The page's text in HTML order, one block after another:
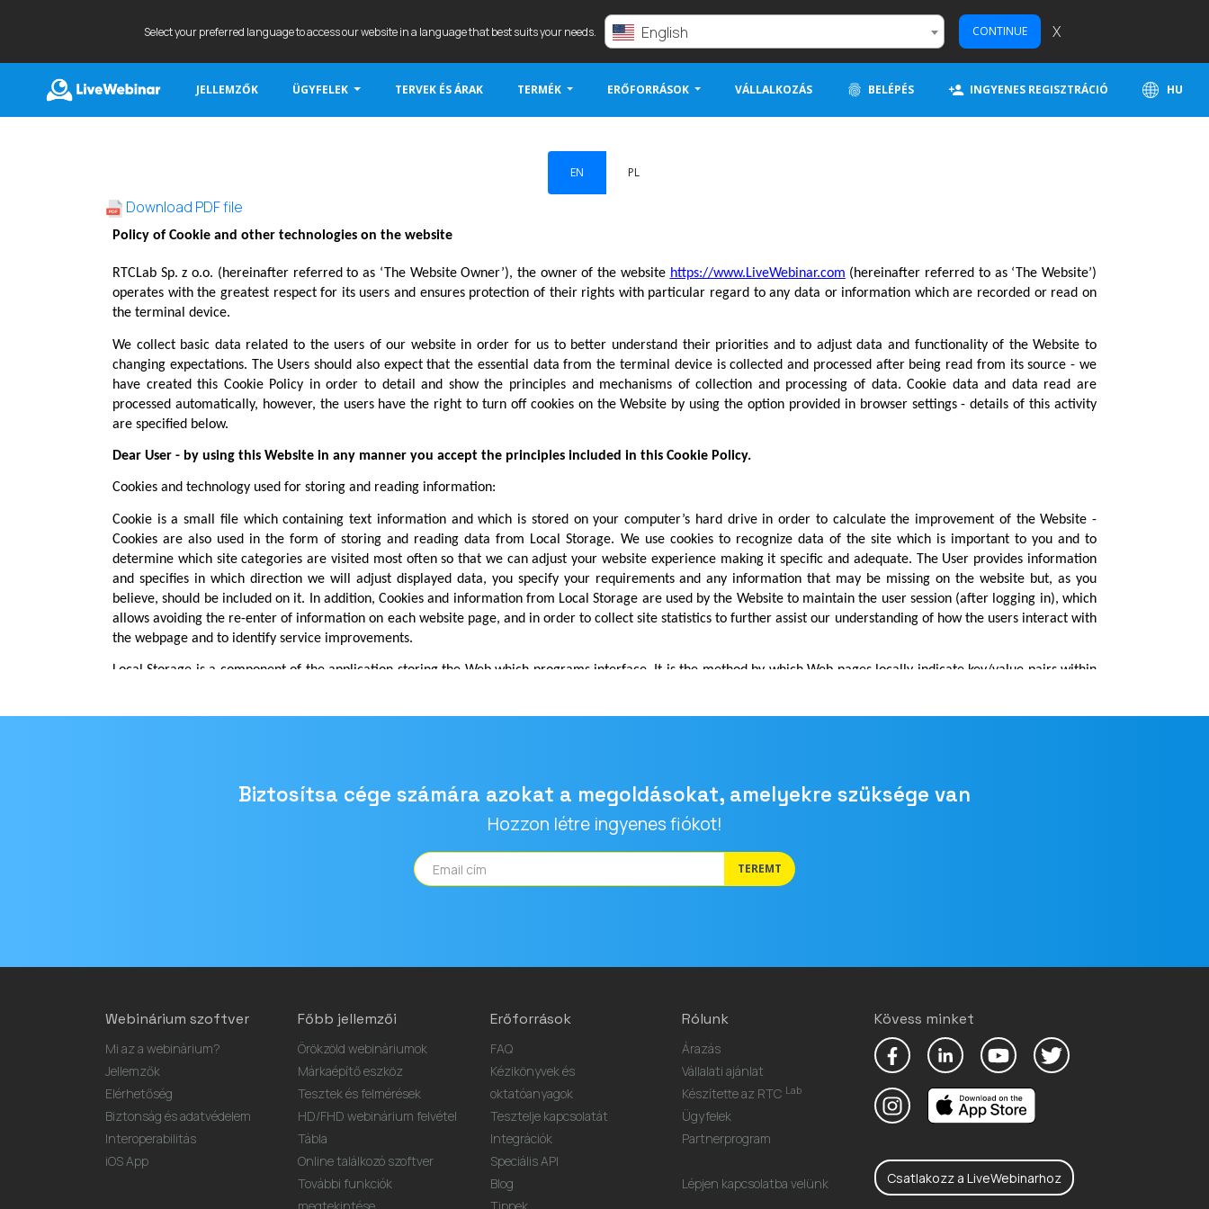
Select your preferred language to access our website in a language that best suits your needs. English CONTINUE X
JELLEMZŐK ÜGYFELEK TERVEK ÉS ÁRAK TERMÉK ERŐFORRÁSOK VÁLLALKOZÁS BELÉPÉS INGYENES REGISZTRÁCIÓ HU
EN PL
Download PDF file
Biztosítsa cége számára azokat a megoldásokat, amelyekre szüksége van
Hozzon létre ingyenes fiókot!
TEREMT
Webinárium szoftver
Mi az a webinárium?
Jellemzők
Elérhetőség
Biztonság és adatvédelem
Interoperabilitás
iOS App
Főbb jellemzői
Örökzöld webináriumok
Márkaépítő eszköz
Tesztek és felmérések
HD/FHD webinárium felvétel
Tábla
Online találkozó szoftver
További funkciók
Erőforrások
FAQ
Kézikönyvek és
oktatóanyagok
Tesztelje kapcsolatát
Integrációk
Speciális API
Blog
Rólunk
Árazás
Vállalati ajánlat
Készítette az RTC Lab
Ügyfelek
Partnerprogram
Lépjen kapcsolatba velünk
Kövess minket
Csatlakozz a LiveWebinarhoz